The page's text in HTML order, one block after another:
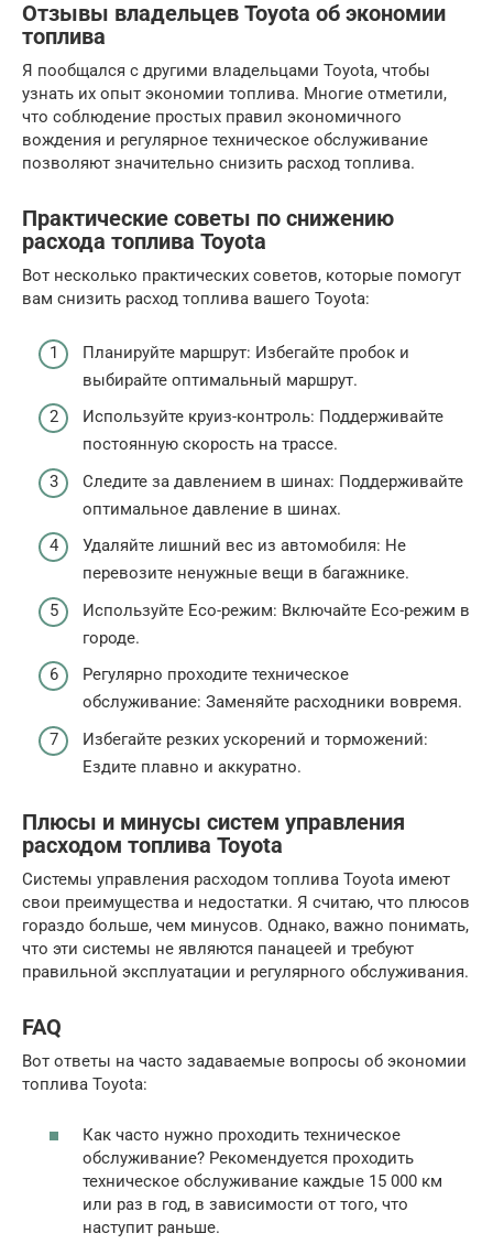
Отзывы владельцев Toyota об экономии
топлива
Я пообщался с другими владельцами Toyota, чтобы
узнать их опыт экономии топлива. Многие отметили,
что соблюдение простых правил экономичного
вождения и регулярное техническое обслуживание
позволяют значительно снизить расход топлива.
Практические советы по снижению
расхода топлива Toyota
Вот несколько практических советов, которые помогут
вам снизить расход топлива вашего Toyota:
Планируйте маршрут: Избегайте пробок и
выбирайте оптимальный маршрут.
Используйте круиз-контроль: Поддерживайте
постоянную скорость на трассе.
Следите за давлением в шинах: Поддерживайте
оптимальное давление в шинах.
Удаляйте лишний вес из автомобиля: Не
перевозите ненужные вещи в багажнике.
Используйте Eco-режим: Включайте Eco-режим в
городе.
Регулярно проходите техническое
обслуживание: Заменяйте расходники вовремя.
Избегайте резких ускорений и торможений:
Ездите плавно и аккуратно.
Плюсы и минусы систем управления
расходом топлива Toyota
Системы управления расходом топлива Toyota имеют
свои преимущества и недостатки. Я считаю, что плюсов
гораздо больше, чем минусов. Однако, важно понимать,
что эти системы не являются панацеей и требуют
правильной эксплуатации и регулярного обслуживания.
FAQ
Вот ответы на часто задаваемые вопросы об экономии
топлива Toyota:
Как часто нужно проходить техническое
обслуживание? Рекомендуется проходить
техническое обслуживание каждые 15 000 км
или раз в год, в зависимости от того, что
наступит раньше.